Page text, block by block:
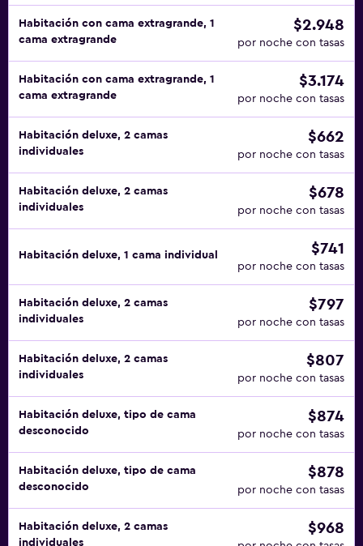
Habitación con cama extragrande, 1
cama extragrande
$2.948
por noche con tasas
Habitación con cama extragrande, 1
cama extragrande
$3.174
por noche con tasas
Habitación deluxe, 2 camas
individuales
$662
por noche con tasas
Habitación deluxe, 2 camas
individuales
$678
por noche con tasas
Habitación deluxe, 1 cama individual $741
por noche con tasas
Habitación deluxe, 2 camas
individuales
$797
por noche con tasas
Habitación deluxe, 2 camas
individuales
$807
por noche con tasas
Habitación deluxe, tipo de cama
desconocido
$874
por noche con tasas
Habitación deluxe, tipo de cama
desconocido
$878
por noche con tasas
Habitación deluxe, 2 camas
individuales
$968